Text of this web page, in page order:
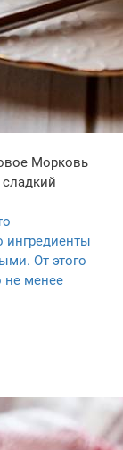
Морковь
От этого
не менее